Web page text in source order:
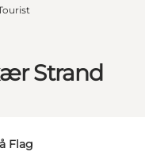
Strand
Flag